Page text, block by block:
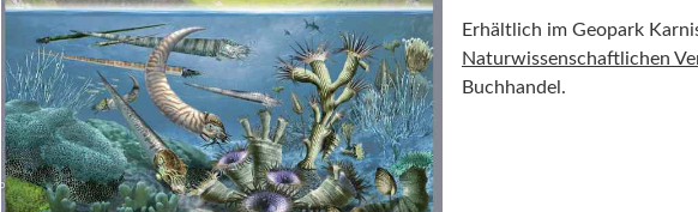
Erhältlich im Geopark
Naturwissenschaftlichen
Buchhandel.